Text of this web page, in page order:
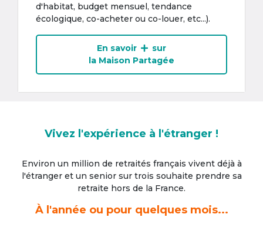
d'habitat, budget mensuel, tendance
écologique, co-acheter ou co-louer, etc...).
En savoir
sur
la Maison Partagée
Vivez l'expérience à l'étranger !
Environ un million de retraités français vivent déjà à
l'étrangeret un senior sur trois souhaite prendre sa
retraite hors de la France.
À l'année ou pour quelques mois...